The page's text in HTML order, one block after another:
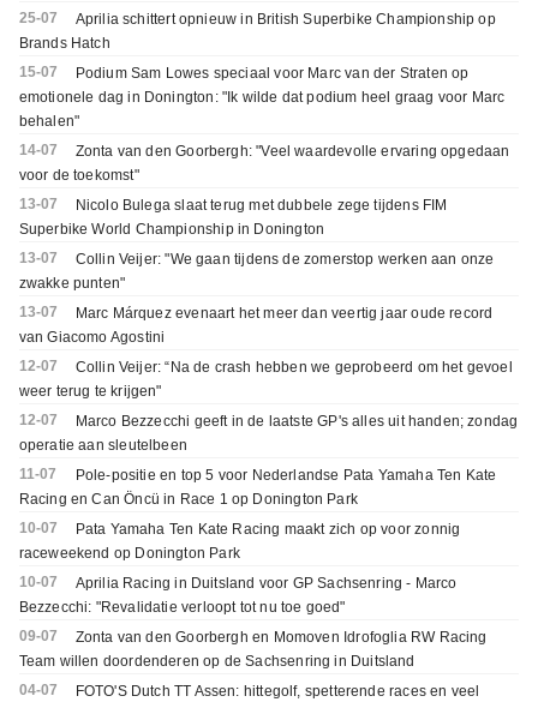
25-07
Aprilia schittert opnieuw in British Superbike Championship op
Brands Hatch
15-07
Podium Sam Lowes speciaal voor Marc van der Straten op
emotionele dag in Donington: "Ik wilde dat podium heel graag voor Marc
behalen"
14-07
Zonta van den Goorbergh: "Veel waardevolle ervaring opgedaan
voor de toekomst"
13-07
Nicolo Bulega slaat terug met dubbele zege tijdens FIM
Superbike World Championship in Donington
13-07
Collin Veijer: "We gaan tijdens de zomerstop werken aan onze
zwakke punten"
13-07
Marc Márquez evenaart het meer dan veertig jaar oude record
van Giacomo Agostini
12-07
Collin Veijer: “Na de crash hebben we geprobeerd om het gevoel
weer terug te krijgen"
12-07
Marco Bezzecchi geeft in de laatste GP's alles uit handen; zondag
operatie aan sleutelbeen
11-07
Pole-positie en top 5 voor Nederlandse Pata Yamaha Ten Kate
Racing en Can Öncü in Race 1 op Donington Park
10-07
Pata Yamaha Ten Kate Racing maakt zich op voor zonnig
raceweekend op Donington Park
10-07
Aprilia Racing in Duitsland voor GP Sachsenring - Marco
Bezzecchi: "Revalidatie verloopt tot nu toe goed"
09-07
Zonta van den Goorbergh en Momoven Idrofoglia RW Racing
Team willen doordenderen op de Sachsenring in Duitsland
04-07
FOTO'S Dutch TT Assen: hittegolf, spetterende races en veel